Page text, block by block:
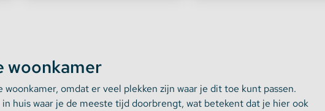
woonkamer
omdat er veel plekken zijn waar je dit toe kunt passen.
huis waar je de meeste tijd doorbrengt, wat betekent dat je hier ook